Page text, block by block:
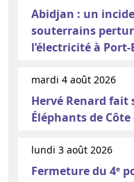
Abidjan : un
souterrains
l’électricité à
mardi 4 août 2026
Hervé Renard fait
Éléphants de Côte
lundi 3 août 2026
Fermeture du 4ᵉ